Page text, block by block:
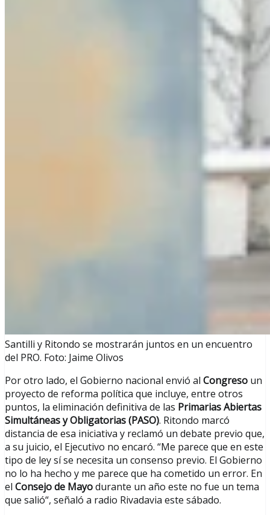
Santilli y Ritondo se mostrarán juntos en un encuentro
del PRO. Foto: Jaime Olivos
Por otro lado, el Gobierno nacional envió al Congreso un
proyecto de reforma política que incluye, entre otros
puntos, la eliminación definitiva de las Primarias Abiertas
Simultáneas y Obligatorias (PASO). Ritondo marcó
distancia de esa iniciativa y reclamó un debate previo que,
a su juicio, el Ejecutivo no encaró. “Me parece que en este
tipo de ley sí se necesita un consenso previo. El Gobierno
no lo ha hecho y me parece que ha cometido un error. En
el Consejo de Mayodurante un año este no fue un tema
que salió“, señaló a radio Rivadavia este sábado.